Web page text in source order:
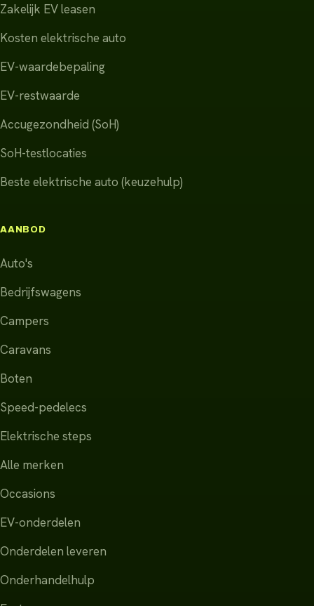
Zakelijk EV leasen
Kosten elektrische auto
EV-waardebepaling
EV-restwaarde
Accugezondheid (SoH)
SoH-testlocaties
Beste elektrische auto (keuzehulp)
AANBOD
Auto's
Bedrijfswagens
Campers
Caravans
Boten
Speed-pedelecs
Elektrische steps
Alle merken
Occasions
EV-onderdelen
Onderdelen leveren
Onderhandelhulp